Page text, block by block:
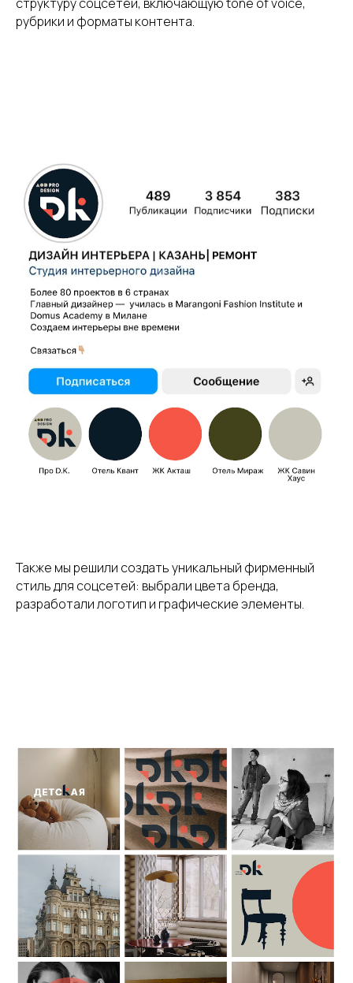
рубрики и форматы контента.
Также мы решили создать уникальный фирменный
стиль для соцсетей: выбрали цвета бренда,
разработали логотип и графические элементы.